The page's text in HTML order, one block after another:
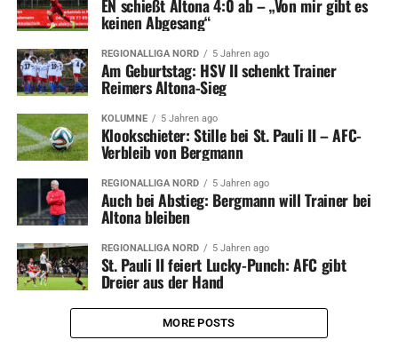
EN schießt Altona 4:0 ab – „Von mir gibt es
keinen Abgesang“
REGIONALLIGA NORD 5 Jahren ago
Am Geburtstag: HSV II schenkt Trainer
Reimers Altona-Sieg
KOLUMNE 5 Jahren ago
Klookschieter: Stille bei St. Pauli II – AFC-
Verbleib von Bergmann
REGIONALLIGA NORD 5 Jahren ago
Auch bei Abstieg: Bergmann will Trainer bei
Altona bleiben
REGIONALLIGA NORD 5 Jahren ago
St. Pauli II feiert Lucky-Punch: AFC gibt
Dreier aus der Hand
MORE POSTS